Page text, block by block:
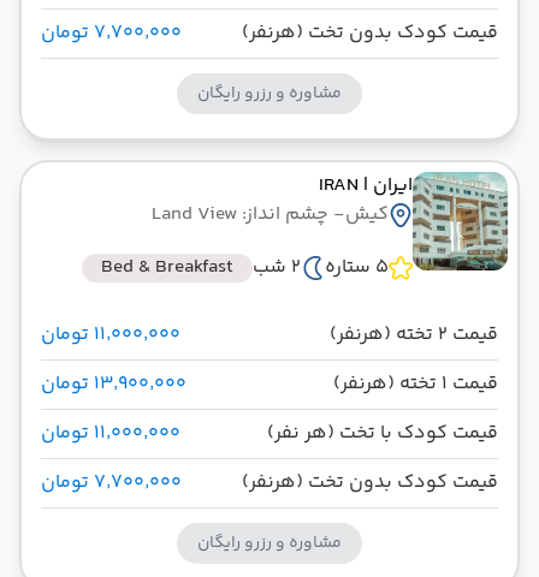
قیمت کودک بدون تخت (هرنفر)
۷٬۷۰۰٬۰۰۰ تومان
مشاوره و رزرو رایگان
ایران | IRAN
کیش- چشم انداز: Land View
5 ستاره
2 شب Bed & Breakfast
قیمت 2 تخته (هرنفر)
۱۱٬۰۰۰٬۰۰۰ تومان
قیمت 1 تخته (هرنفر)
۱۳٬۹۰۰٬۰۰۰ تومان
قیمت کودک با تخت (هر نفر)
۱۱٬۰۰۰٬۰۰۰ تومان
قیمت کودک بدون تخت (هرنفر)
۷٬۷۰۰٬۰۰۰ تومان
مشاوره و رزرو رایگان